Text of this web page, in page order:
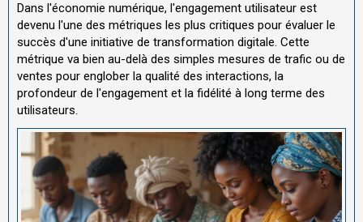
Dans l'économie numérique, l'engagement utilisateur est
devenu l'une des métriques les plus critiques pour évaluer le
succès d'une initiative de transformation digitale. Cette
métrique va bien au-delà des simples mesures de trafic ou de
ventes pour englober la qualité des interactions, la
profondeur de l'engagement et la fidélité à long terme des
utilisateurs.